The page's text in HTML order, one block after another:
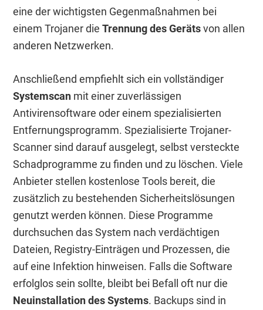
eine der wichtigsten Gegenmaßnahmen bei
einem Trojaner dieTrennung des Gerätsvon allen
anderen Netzwerken.
Anschließend empfiehlt sich ein vollständiger
Systemscan mit einer zuverlässigen
Antivirensoftware oder einem spezialisierten
Entfernungsprogramm. Spezialisierte Trojaner-
Scanner sind darauf ausgelegt, selbst versteckte
Schadprogramme zu finden und zu löschen. Viele
Anbieter stellen kostenlose Tools bereit, die
zusätzlich zu bestehenden Sicherheitslösungen
genutzt werden können. Diese Programme
durchsuchen das System nach verdächtigen
Dateien, Registry-Einträgen und Prozessen, die
auf eine Infektion hinweisen. Falls die Software
erfolglos sein sollte, bleibt bei Befall oft nur die
Neuinstallation des Systems. Backups sind in